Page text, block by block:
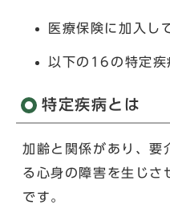
医療保険に加入し
以下の16の特定疾
特定疾病とは
加齢と関係があり、要
る心身の障害を生じさ
です。